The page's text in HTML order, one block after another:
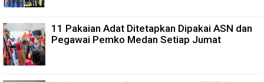
11 Pakaian Adat Ditetapkan Dipakai ASN dan
Pegawai Pemko Medan Setiap Jumat